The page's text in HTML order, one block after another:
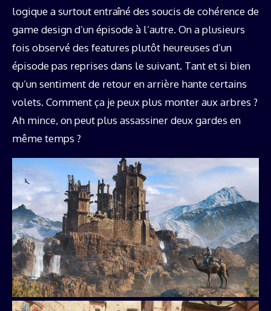
logique a surtout entraîné des soucis de cohérence de
game design d’un épisode à l’autre. On a plusieurs
fois observé des features plutôt heureuses d’un
épisode pas reprises dans le suivant. Tant et si bien
qu’un sentiment de retour en arrière hante certains
volets. Comment ça je peux plus monter aux arbres ?
Ah mince, on peut plus assassiner deux gardes en
même temps ?